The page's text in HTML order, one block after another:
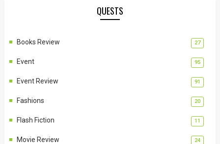
QUESTS
Books Review 27
Event 95
Event Review 91
Fashions 20
Flash Fiction 11
Movie Review 24